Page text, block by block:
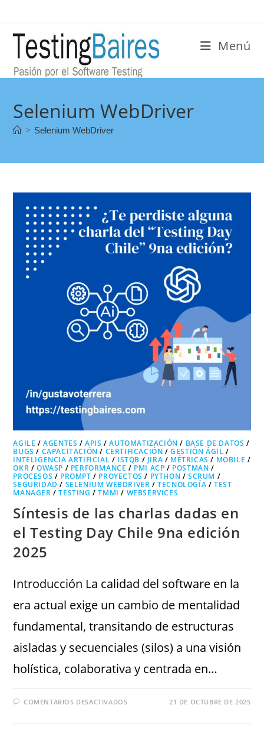
Menú
Selenium WebDriver
> Selenium WebDriver
AGILE /AGENTES /APIS /AUTOMATIZACIÓN / BASE DE DATOS /
BUGS / CAPACITACIÓN / CERTIFICACIÓN /GESTIÓN ÁGIL /
INTELIGENCIA ARTIFICIAL / ISTQB / JIRA / MÉTRICAS / MOBILE /
OKR /OWASP / PERFORMANCE / PMI ACP / POSTMAN /
PROCESOS / PROMPT / PROYECTOS / PYTHON /SCRUM /
SEGURIDAD / SELENIUM WEBDRIVER /TECNOLOGÍA /TEST
MANAGER /TESTING /TMMI / WEBSERVICES
Síntesis de las charlas dadas en
el Testing Day Chile 9na edición
2025
Introducción La calidad del software en la
era actual exige un cambio de mentalidad
fundamental, transitando de estructuras
aisladas y secuenciales (silos) a una visión
holística, colaborativa y centrada en…
COMENTARIOS DESACTIVADOS 21 DE OCTUBRE DE 2025